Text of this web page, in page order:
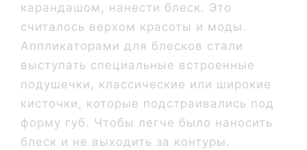
карандашом, нанести блеск. Это
считалось верхом красоты и моды.
Аппликаторами для блесков стали
выступать специальные встроенные
подушечки, классические или широкие
кисточки, которые подстраивались под
форму губ. Чтобы легче было наносить
блеск и не выходить за контуры.